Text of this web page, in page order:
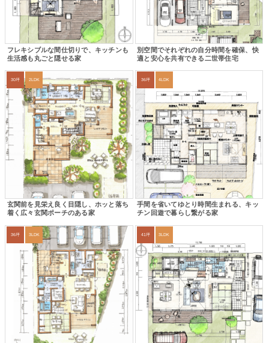
フレキシブルな間仕切りで、キッチンも
生活感も丸ごと隠せる家
別空間でそれぞれの自分時間を確保、快
適と安心を共有できる二世帯住宅
30坪 2LDK
玄関前を見栄え良く目隠し、ホッと落ち
着く広々玄関ポーチのある家
36坪 4LDK
手間を省いてゆとり時間生まれる、キッ
チン回遊で暮らし繋がる家
36坪 3LDK 41坪 3LDK